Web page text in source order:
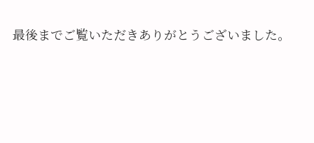
最後までご覧いただきありがとうございました。